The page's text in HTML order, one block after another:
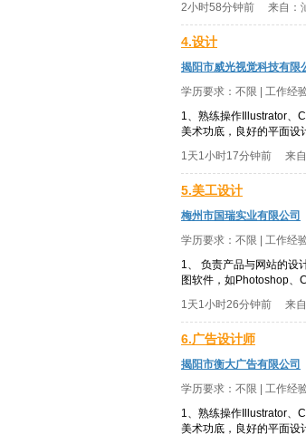
2小时58分钟前 来自：
4.设计
揭阳市威光视觉科技有限
学历要求： 不限 | 工作经
1、熟练操作Illustrator、
美术功底，良好的平面设
1天1小时17分钟前 来自
5.美工设计
梅州市国瑞实业有限公司
学历要求： 不限 | 工作经
1、 负责产品与网站的设
图软件，如Photoshop、
1天1小时26分钟前 来自
6.广告设计师
揭阳市衡大广告有限公司
学历要求： 不限 | 工作经
1、熟练操作Illustrator、
美术功底，良好的平面设